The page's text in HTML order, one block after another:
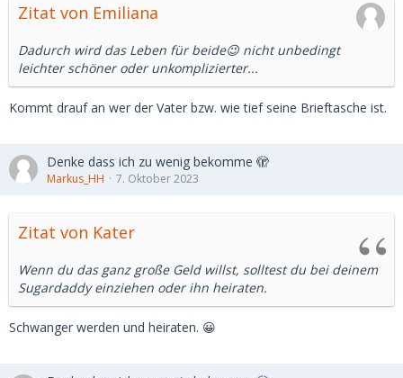
Zitat von Emiliana
Dadurch wird das Leben für beide😉 nicht unbedingt
leichter schöner oder unkomplizierter...
Kommt drauf an wer der Vater bzw. wie tief seine Brieftasche ist.
Denke dass ich zu wenig bekomme 🫣
Markus_HH 7. Oktober 2023
Zitat von Kater
Wenn du das ganz große Geld willst, solltest du bei deinem
Sugardaddy einziehen oder ihn heiraten.
Schwanger werden und heiraten. 😀